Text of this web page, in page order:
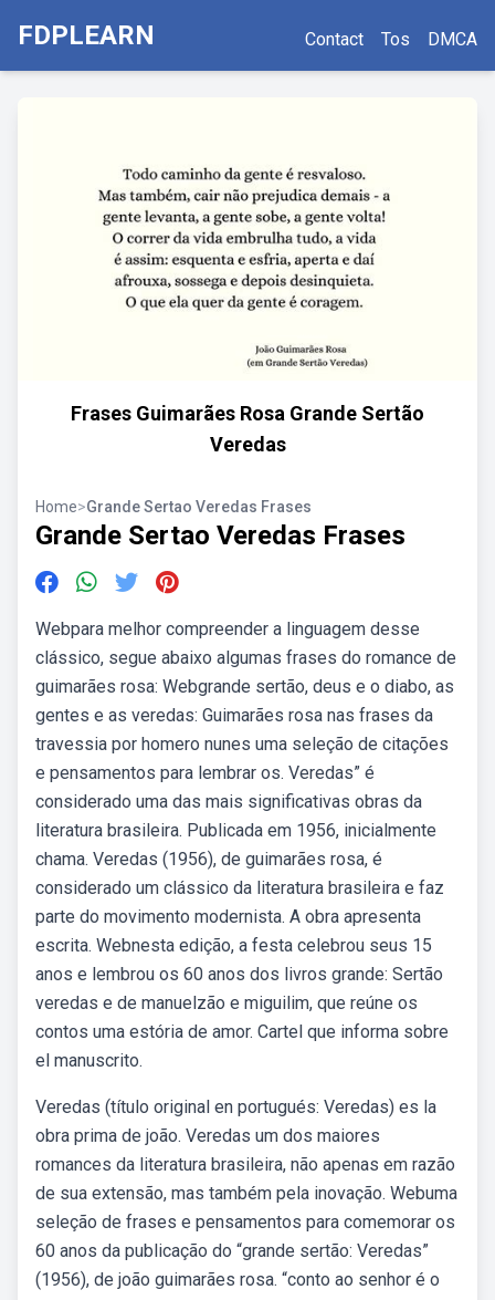
FDPLEARN Contact Tos DMCA
Frases Guimarães Rosa Grande Sertão
Veredas
Home>Grande Sertao Veredas Frases
Grande Sertao Veredas Frases
Webpara melhor compreender a linguagem desse
clássico, segue abaixo algumas frases do romance de
guimarães rosa: Webgrande sertão, deus e o diabo, as
gentes e as veredas: Guimarães rosa nas frases da
travessia por homero nunes uma seleção de citações
e pensamentos para lembrar os. Veredas” é
considerado uma das mais significativas obras da
literatura brasileira. Publicada em 1956, inicialmente
chama. Veredas (1956), de guimarães rosa, é
considerado um clássico da literatura brasileira e faz
parte do movimento modernista. A obra apresenta
escrita. Webnesta edição, a festa celebrou seus 15
anos e lembrou os 60 anos dos livros grande: Sertão
veredas e de manuelzão e miguilim, que reúne os
contos uma estória de amor. Cartel que informa sobre
el manuscrito.
Veredas (título original en portugués: Veredas) es la
obra prima de joão. Veredas um dos maiores
romances da literatura brasileira, não apenas em razão
de sua extensão, mas também pela inovação. Webuma
seleção de frases e pensamentos para comemorar os
60 anos da publicação do “grande sertão: Veredas”
(1956), de joão guimarães rosa. “conto ao senhor é o